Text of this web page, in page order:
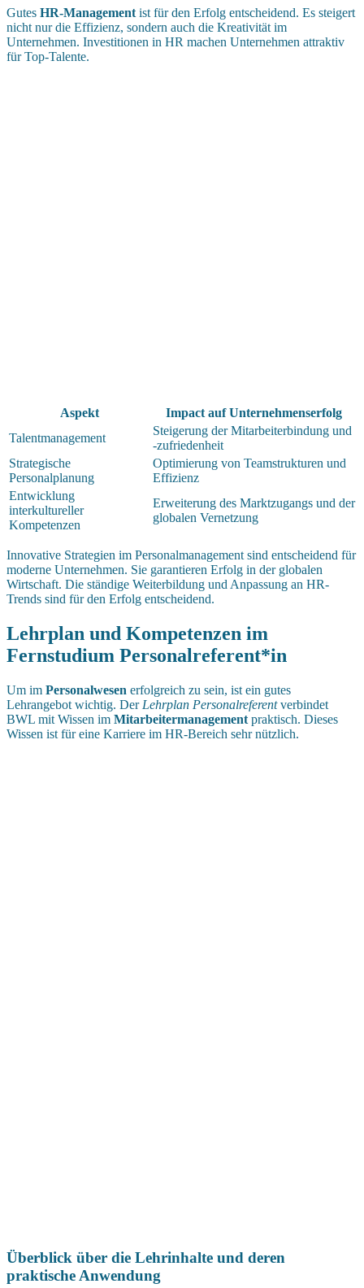
Gutes HR-Management ist für den Erfolg entscheidend. Es steigert
nicht nur die Effizienz, sondern auch die Kreativität im
Unternehmen. Investitionen in HR machen Unternehmen attraktiv
für Top-Talente.
Aspekt
Impact auf Unternehmenserfolg
Talentmanagement
Steigerung der Mitarbeiterbindung und
-zufriedenheit
Strategische
Personalplanung
Optimierung von Teamstrukturen und
Effizienz
Entwicklung
interkultureller
Kompetenzen
Erweiterung des Marktzugangs und der
globalen Vernetzung
Innovative Strategien im Personalmanagement sind entscheidend für
moderne Unternehmen. Sie garantieren Erfolg in der globalen
Wirtschaft. Die ständige Weiterbildung und Anpassung an HR-
Trends sind für den Erfolg entscheidend.
Lehrplan und Kompetenzen im
Fernstudium Personalreferent*in
Um im Personalwesen erfolgreich zu sein, ist ein gutes
Lehrangebot wichtig. Der Lehrplan Personalreferentverbindet
BWL mit Wissen im Mitarbeitermanagement praktisch. Dieses
Wissen ist für eine Karriere im HR-Bereich sehr nützlich.
Überblick über die Lehrinhalte und deren
praktische Anwendung